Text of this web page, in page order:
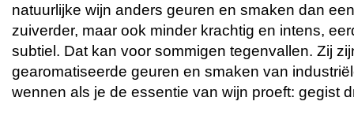
natuurlijke wijn anders geuren en smaken dan
zuiverder, maar ook minder krachtig en intens,
subtiel. Dat kan voor sommigen tegenvallen. Zij
gearomatiseerde geuren en smaken van
wennen als je de essentie van wijn proeft: gegist